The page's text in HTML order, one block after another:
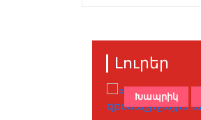
Լուրեր
Խապրիկ